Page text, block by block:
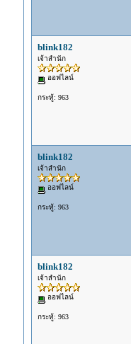
blink182
เจ้าสำนัก
ออฟไลน์
กระทู้: 963
blink182
เจ้าสำนัก
ออฟไลน์
กระทู้: 963
blink182
เจ้าสำนัก
ออฟไลน์
กระทู้: 963